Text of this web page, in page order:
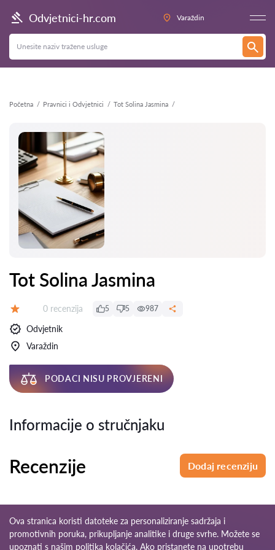
Odvjetnici-hr.com Varaždin
Početna Pravnici i Odvjetnici Tot Solina Jasmina
Natrag
Tot Solina Jasmina
Recenzija:
0 recenzija 5 5 987
Odvjetnik
Varaždin
PODACI NISU PROVJERENI
Informacije o stručnjaku
Recenzije Dodaj recenziju
Ova stranica koristi datoteke za personaliziranje sadržaja i
promotivnih poruka, prikupljanje analitike i druge svrhe. Možete se
upoznati s našim politika kolačića. Ako pristanete na upotrebu